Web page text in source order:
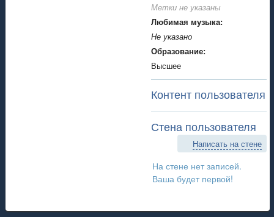
Метки не указаны
Любимая музыка:
Не указано
Образование:
Высшее
Контент пользователя
Стена пользователя
Написать на стене
На стене нет записей.
Ваша будет первой!